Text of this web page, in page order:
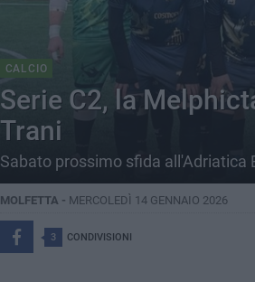
CALCIO
Serie C2, la
Trani
Sabato prossimo sfida all'Adriatica
MOLFETTA - MERCOLEDÌ 14 GENNAIO 2026
3 CONDIVISIONI